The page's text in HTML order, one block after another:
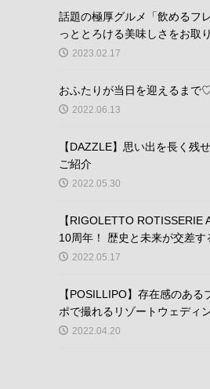
話題の極厚グルメ「飲めるフ
っととろける美味しさをお取り
2023.02.17
おふたりが当日を迎えるまで
2022.06.13
【DAZZLE】思い出を長く残
ご紹介
2022.05.30
【RIGOLETTO ROTISSERIE
10周年！ 歴史と未来が交差す
2022.05.17
【POSILLIPO】存在感のある
ポで撮れるリゾートウェディン
2022.04.20